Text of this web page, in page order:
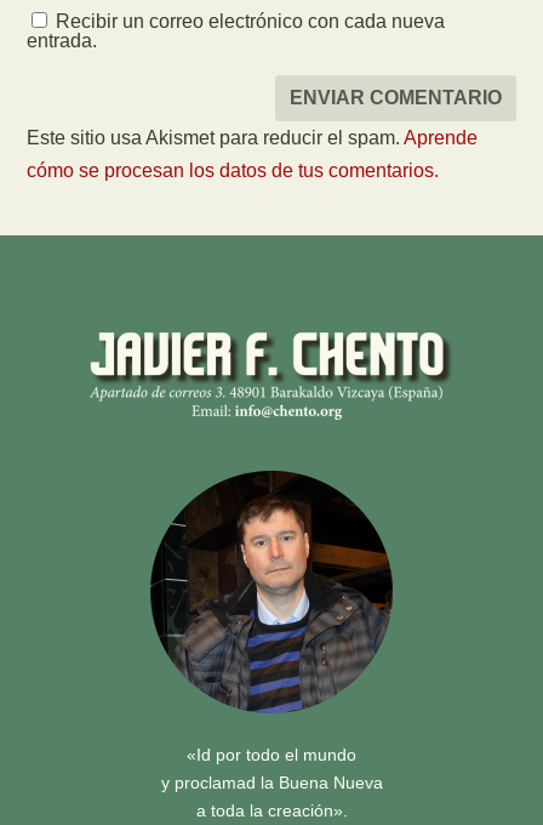
Recibir un correo electrónico con cada nueva
entrada.
Este sitio usa Akismet para reducir el spam.Aprende
cómo se procesan los datos de tus comentarios.
«Id por todo el mundo
y proclamad la Buena Nueva
a toda la creación».